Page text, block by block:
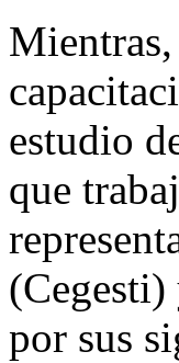
estudio
que
por sus